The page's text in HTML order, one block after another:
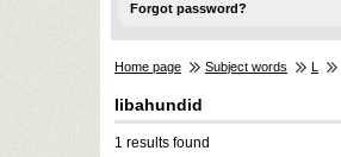
Forgot password?
Home page Subject words L
libahundid
1 results found